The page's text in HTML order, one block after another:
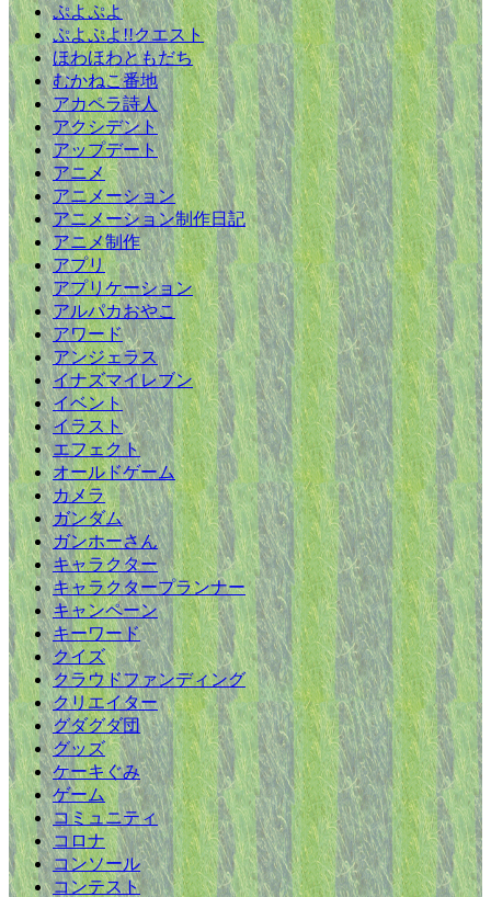
ぷよぷよ
ぷよぷよ!!クエスト
ほわほわともだち
むかねこ番地
アカペラ詩人
アクシデント
アップデート
アニメ
アニメーション
アニメーション制作日記
アニメ制作
アプリ
アプリケーション
アルパカおやこ
アワード
アンジェラス
イナズマイレブン
イベント
イラスト
エフェクト
オールドゲーム
カメラ
ガンダム
ガンホーさん
キャラクター
キャラクタープランナー
キャンペーン
キーワード
クイズ
クラウドファンディング
クリエイター
グダグダ団
グッズ
ケーキぐみ
ゲーム
コミュニティ
コロナ
コンソール
コンテスト